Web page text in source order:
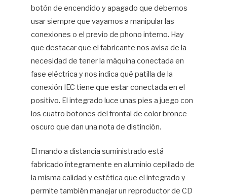
botón de encendido y apagado que debemos
usar siempre que vayamos a manipular las
conexiones o el previo de phono interno. Hay
que destacar que el fabricante nos avisa de la
necesidad de tener la máquina conectada en
fase eléctrica y nos indica qué patilla de la
conexión IEC tiene que estar conectada en el
positivo. El integrado luce unas pies a juego con
los cuatro botones del frontal de color bronce
oscuro que dan una nota de distinción.
El mando a distancia suministrado está
fabricado íntegramente en aluminio cepillado de
la misma calidad y estética que el integrado y
permite también manejar un reproductor de CD